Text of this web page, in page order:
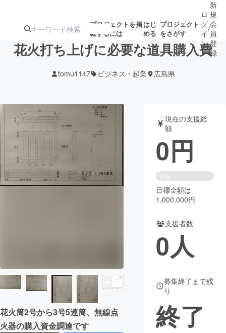
プロジェクトを掲
載するには
はじ
める
プロジェクト
をさがす
アート・写真
テクノロジー・ガジェット ゲーム・サ
書籍・雑誌
チャレンジ
CAMPFIRE for Social Good CAMPFIRE Creation
CAMPFIREふるさと納税 machi-ya コミュニティ
ロ
グ
イ
ン
/
新
規
会
員
登
録
花火打ち上げに必要な道具購入費
tomu1147 ビジネス・起業 広島県
花火筒2号から3号5連筒、無線点
火器の購入資金調達です
現在の支援総
額
0円
0%
目標金額は
1,000,000円
支援者数
0人
募集終了まで残
り
終了